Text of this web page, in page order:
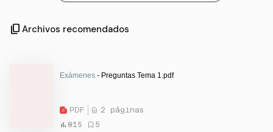
content_copy Archivos recomendados
Exámenes - Preguntas Tema 1.pdf
PDF
2 páginas
815
5